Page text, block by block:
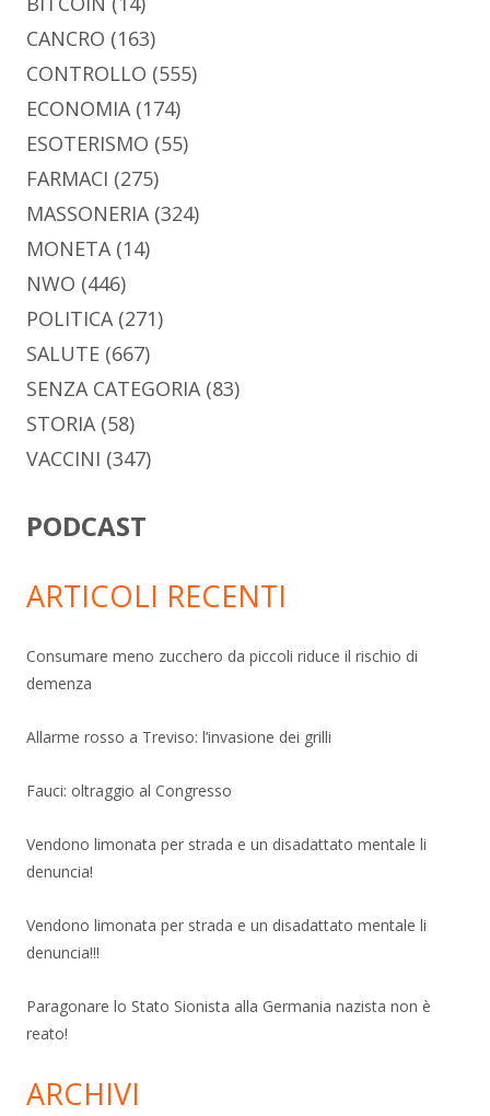
CANCRO (163)
CONTROLLO (555)
ECONOMIA(174)
ESOTERISMO (55)
FARMACI (275)
MASSONERIA(324)
MONETA(14)
NWO (446)
POLITICA(271)
SALUTE (667)
SENZA CATEGORIA(83)
STORIA(58)
VACCINI (347)
PODCAST
ARTICOLI RECENTI
Consumare meno zucchero da piccoli riduce il rischio di
demenza
Allarme rosso a Treviso: l’invasione dei grilli
Fauci: oltraggio al Congresso
Vendono limonata per strada e un disadattato mentale li
denuncia!
Vendono limonata per strada e un disadattato mentale li
denuncia!!!
Paragonare lo Stato Sionista alla Germania nazista non è
reato!
ARCHIVI